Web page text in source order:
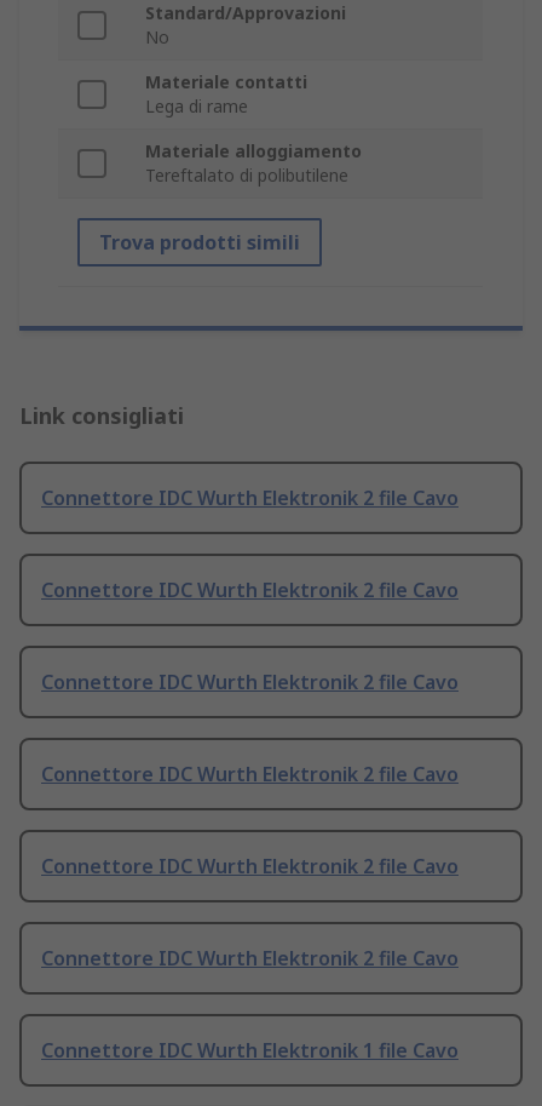
Standard/Approvazioni
No
Materiale contatti
Lega di rame
Materiale alloggiamento
Tereftalato di polibutilene
Trova prodotti simili
Link consigliati
Connettore IDC Wurth Elektronik 2 file Cavo
Connettore IDC Wurth Elektronik 2 file Cavo
Connettore IDC Wurth Elektronik 2 file Cavo
Connettore IDC Wurth Elektronik 2 file Cavo
Connettore IDC Wurth Elektronik 2 file Cavo
Connettore IDC Wurth Elektronik 2 file Cavo
Connettore IDC Wurth Elektronik 1 file Cavo